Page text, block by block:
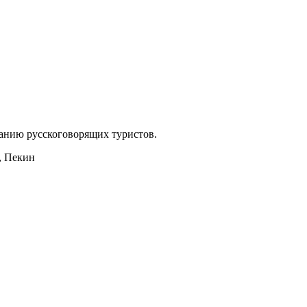
русскоговорящих туристов.
Пекин